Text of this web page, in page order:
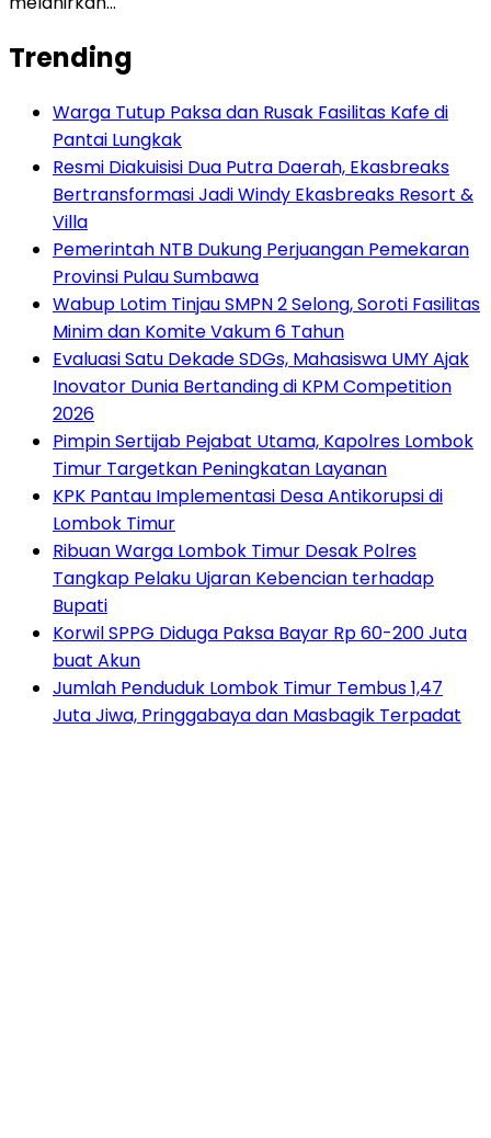
Trending
Warga Tutup Paksa dan Rusak Fasilitas Kafe di
Pantai Lungkak
Resmi Diakuisisi Dua Putra Daerah, Ekasbreaks
Bertransformasi Jadi Windy Ekasbreaks Resort &
Villa
Pemerintah NTB Dukung Perjuangan Pemekaran
Provinsi Pulau Sumbawa
Wabup Lotim Tinjau SMPN 2 Selong, Soroti Fasilitas
Minim dan Komite Vakum 6 Tahun
Evaluasi Satu Dekade SDGs, Mahasiswa UMY Ajak
Inovator Dunia Bertanding di KPM Competition
2026
Pimpin Sertijab Pejabat Utama, Kapolres Lombok
Timur Targetkan Peningkatan Layanan
KPK Pantau Implementasi Desa Antikorupsi di
Lombok Timur
Ribuan Warga Lombok Timur Desak Polres
Tangkap Pelaku Ujaran Kebencian terhadap
Bupati
Korwil SPPG Diduga Paksa Bayar Rp 60-200 Juta
buat Akun
Jumlah Penduduk Lombok Timur Tembus 1,47
Juta Jiwa, Pringgabaya dan Masbagik Terpadat